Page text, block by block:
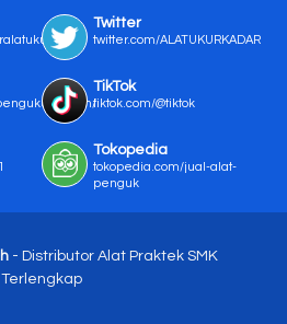
Twitter
twitter.com/ALATUKURKADAR
TikTok
tiktok.com/@tiktok
Tokopedia
tokopedia.com/jual-alat-
penguk
- Distributor Alat Praktek SMK
Terlengkap